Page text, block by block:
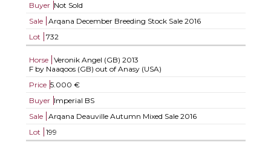
Buyer Not Sold
Sale
Arqana December Breeding Stock Sale 2016
Lot
732
Horse Veronik Angel (GB) 2013
F by Naaqoos (GB) out of Anasy (USA)
Price 5.000 €
Buyer Imperial BS
Sale
Arqana Deauville Autumn Mixed Sale 2016
Lot
199